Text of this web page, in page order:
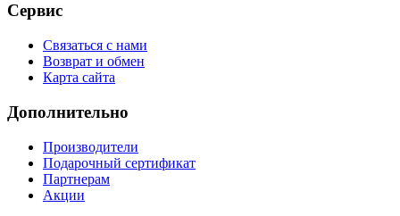
Сервис
Связаться с нами
Возврат и обмен
Карта сайта
Дополнительно
Производители
Подарочный сертификат
Партнерам
Акции